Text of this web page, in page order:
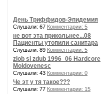
День Триффидов-Эпидемия
Слушали: 67 Комментарии: 5
не вот эта прикольнее...08
Пациенты утопили санитара
Слушали: 89 Комментарии: 5
zlob si zdub 1996_06 Hardcore
Moldovenesc
Слушали: 43 Комментарии: 0
Че эт у тя такое???
Слушали: 77 Комментарии: 15